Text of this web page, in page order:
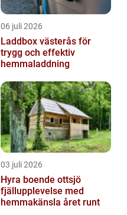
06 juli 2026
Laddbox västerås för
trygg och effektiv
hemmaladdning
03 juli 2026
Hyra boende ottsjö
fjällupplevelse med
hemmakänsla året runt